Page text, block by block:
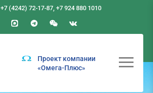
+7 (4242) 72-17-87, +7 924 880 1010
Проект компании
«Омега-Плюс»